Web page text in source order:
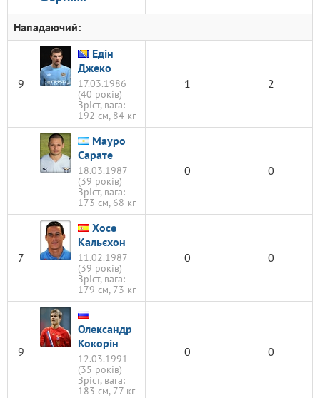
Нападаючий:
9
Едін
Джеко
17.03.1986
(40 років)
Зріст, вага:
192 см, 84 кг
1 2
Мауро
Сарате
18.03.1987
(39 років)
Зріст, вага:
173 см, 68 кг
0 0
7
Хосе
Кальєхон
11.02.1987
(39 років)
Зріст, вага:
179 см, 73 кг
0 0
9
Олександр
Кокорін
12.03.1991
(35 років)
Зріст, вага:
183 см, 77 кг
0 0